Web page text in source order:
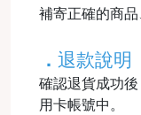
補寄正確的商品
． 退款說明
確認退貨成功
用卡帳號中。